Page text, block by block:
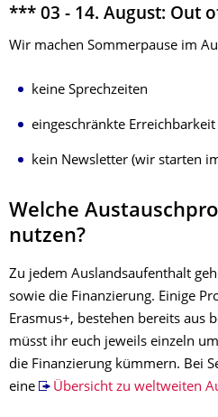
*** 03 - 14. August: Out
Wir machen Sommerpause im
keine Sprechzeiten
eingeschränkte
kein Newsletter (wir starten
Welche
nutzen?
Zu jedem Auslandsaufenthalt
sowie die Finanzierung. Einige
Erasmus+, bestehen bereits aus
müsst ihr euch jeweils einzeln
die Finanzierung kümmern. Bei
eine
Übersicht zu weltweiten